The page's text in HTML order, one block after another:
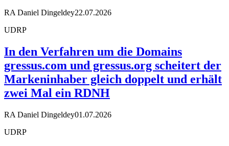
RA Daniel Dingeldey22.07.2026
UDRP
In den Verfahren um die Domains
gressus.com und gressus.org scheitert der
Markeninhaber gleich doppelt und erhält
zwei Mal ein RDNH
RA Daniel Dingeldey01.07.2026
UDRP